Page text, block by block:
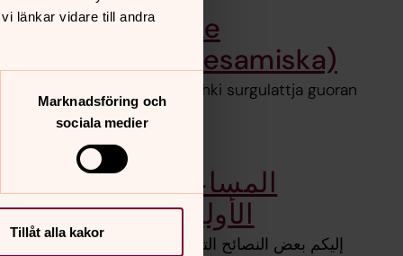
länkar vidare till andra
Marknadsföring och
sociala medier
Tillåt alla kakor
Vuostasj viehkke
surggobále (Lulesamiska)
Oajvvadusá ma álkkebun dahki surgulattja guoran
gávnnut
(Arabiska) المساعدات
الأوليةعند فترة الحداد
إليكم بعض النصائح التي تساعدكم في دعم الأشخاص